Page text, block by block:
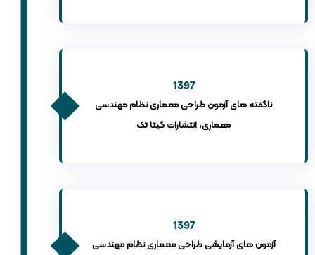
1397
ناگفته های آزمون طراحی معماری نظام مهندسی
معماری، انتشارات گیتا تک
1397
آزمون های آزمایشی طراحی معماری نظام مهندسی